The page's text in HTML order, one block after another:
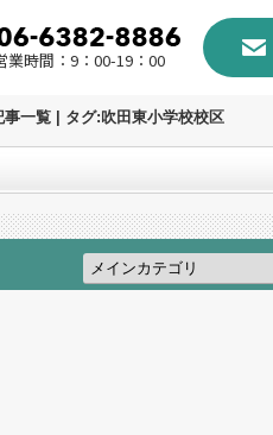
業時間：9：00-19：00
一覧 | タグ:吹田東小学校校区